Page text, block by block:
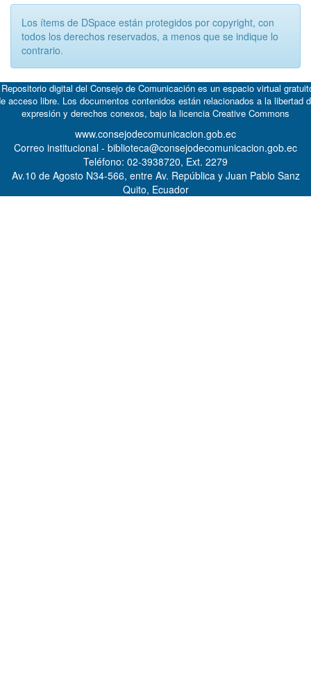
Los ítems de DSpace están protegidos por copyright, con
todos los derechos reservados, a menos que se indique lo
contrario.
digital del Consejo de Comunicación es un espacio virtual
acceso libre. Los documentos contenidos están relacionados a la libertad
expresión y derechos conexos, bajo la licencia Creative Commons
www.consejodecomunicacion.gob.ec
Correo institucional - biblioteca@consejodecomunicacion.gob.ec
Teléfono: 02-3938720, Ext. 2279
Av.10 de Agosto N34-566, entre Av. República y Juan Pablo Sanz
Quito, Ecuador